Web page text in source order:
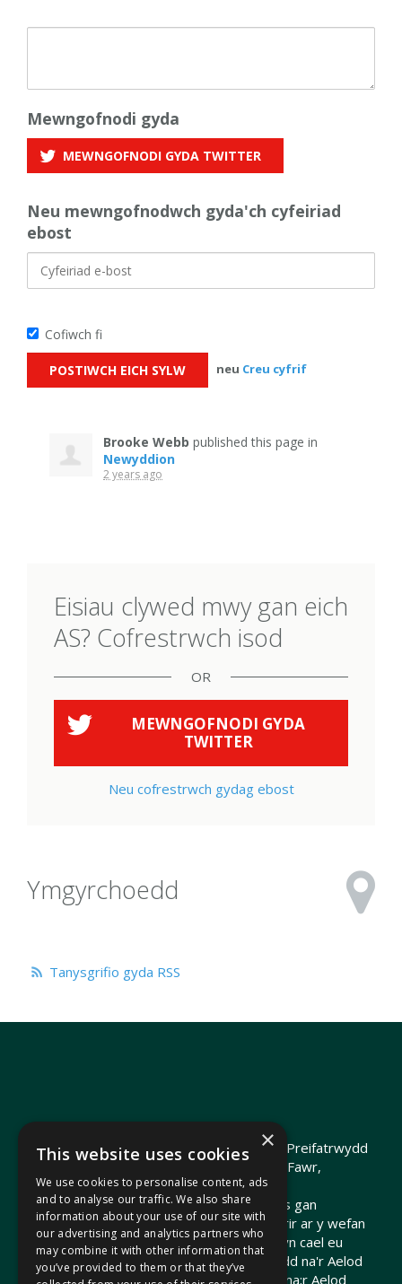
Mewngofnodi gyda
MEWNGOFNODI GYDA TWITTER
Neu mewngofnodwch gyda'ch cyfeiriad
ebost
Cofiwch fi
neu Creu cyfrif
Brooke Webb published this page in
Newyddion
2 years ago
Eisiau clywed mwy gan eich
AS? Cofrestrwch isod
OR
MEWNGOFNODI GYDA
TWITTER
Neu cofrestrwch gydag ebost
Ymgyrchoedd
Tanysgrifio gyda RSS
Hawlfraint 2026 Heledd Fychan AS · Polisi Preifatrwydd
Hyrwyddwyd gan Heledd Fychan, 2 Stryd Fawr,
Pontypridd, CF37 1QJ.
Telir costau'r wefan hon o arian cyhoeddus gan
Gomisiwn y Senedd. Gall dolenni a ddarperir ar y wefan
hon arwain at wefannau allanol nad ydynt yn cael eu
cynnal na'u hariannu gan Gomisiwn y Senedd na'r Aelod
o'r Senedd. Nid yw'r Comisiwn y Senedd / na;r Aelod
×
This website uses cookies
We use cookies to personalise content, ads
and to analyse our traffic. We also share
information about your use of our site with
our advertising and analytics partners who
may combine it with other information that
you’ve provided to them or that they’ve